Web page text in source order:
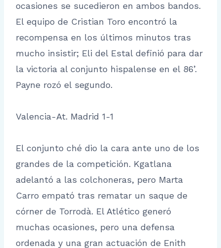
ocasiones se sucedieron en ambos bandos.
El equipo de Cristian Toro encontró la
recompensa en los últimos minutos tras
mucho insistir; Eli del Estal definió para dar
la victoria al conjunto hispalense en el 86’.
Payne rozó el segundo.
Valencia-At. Madrid 1-1
El conjunto ché dio la cara ante uno de los
grandes de la competición. Kgatlana
adelantó a las colchoneras, pero Marta
Carro empató tras rematar un saque de
córner de Torrodà. El Atlético generó
muchas ocasiones, pero una defensa
ordenada y una gran actuación de Enith